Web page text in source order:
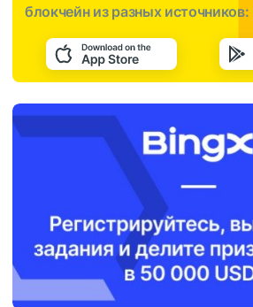
блокчейн из разных источников: